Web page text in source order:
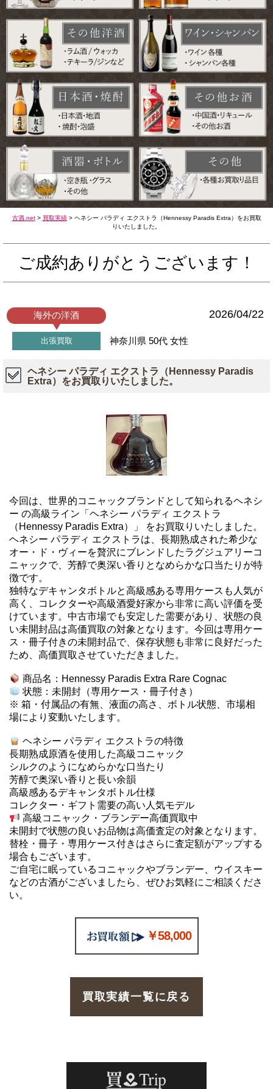
古酒.net> 買取実績> ヘネシー パラディ エクストラ（Hennessy Paradis Extra）をお買取
りいたしました。
ご成約ありがとうございます！
海外の洋酒 2026/04/22
出張買取 神奈川県 50代 女性
ヘネシー パラディ エクストラ（Hennessy Paradis
Extra）をお買取りいたしました。
今回は、世界的コニャックブランドとして知られるヘネシ
ー の高級ライン「ヘネシー パラディ エクストラ
（Hennessy Paradis Extra）」 をお買取りいたしました。
ヘネシー パラディ エクストラは、長期熟成された希少な
オー・ド・ヴィーを贅沢にブレンドしたラグジュアリーコ
ニャックで、芳醇で奥深い香りとなめらかな口当たりが特
徴です。
独特なデキャンタボトルと高級感ある専用ケースも人気が
高く、コレクターや高級酒愛好家から非常に高い評価を受
けています。中古市場でも安定した需要があり、状態の良
い未開封品は高価買取の対象となります。今回は専用ケー
ス・冊子付きの未開封品で、保存状態も非常に良好だった
ため、高価買取させていただきました。
商品名：Hennessy Paradis Extra Rare Cognac
状態：未開封（専用ケース・冊子付き）
※ 箱・付属品の有無、液面の高さ、ボトル状態、市場相
場により変動いたします。
ヘネシー パラディ エクストラの特徴
長期熟成原酒を使用した高級コニャック
シルクのようになめらかな口当たり
芳醇で奥深い香りと長い余韻
高級感あるデキャンタボトル仕様
コレクター・ギフト需要の高い人気モデル
高級コニャック・ブランデー高価買取中
未開封で状態の良いお品物は高価査定の対象となります。
替栓・冊子・専用ケース付きはさらに査定額がアップする
場合もございます。
ご自宅に眠っているコニャックやブランデー、ウイスキー
などの古酒がございましたら、ぜひお気軽にご相談くださ
い。
￥58,000
買取実績一覧に戻る